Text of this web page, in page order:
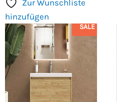
Zur Wunschliste
hinzufügen
SALE